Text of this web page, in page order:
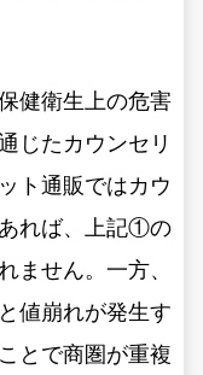
健衛生上の危害
じたカウンセリ
ト通販ではカウ
れば、上記①の
ません。一方、
値崩れが発生す
とで商圏が重複